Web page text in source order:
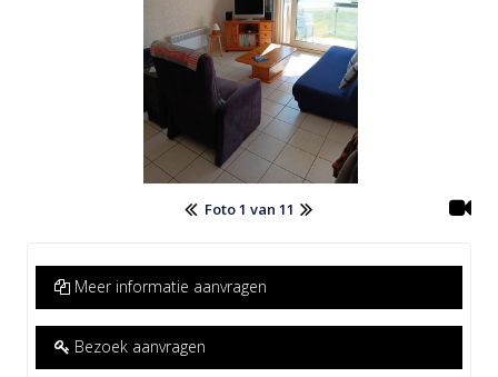
Foto 1 van 11
Meer informatie aanvragen
Bezoek aanvragen